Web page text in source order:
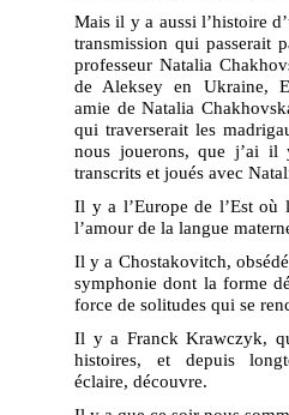
Mais il y a aussi l’histoire
transmission qui passerait
professeur Natalia
de Aleksey en Ukraine,
amie de Natalia
qui traverserait les
nous jouerons, que j’ai il
transcrits et joués avec
Il y a l’Europe de l’Est où
l’amour de la langue
Il y a Chostakovitch,
symphonie dont la forme
force de solitudes qui se
Il y a Franck Krawczyk,
histoires, et depuis
éclaire, découvre.